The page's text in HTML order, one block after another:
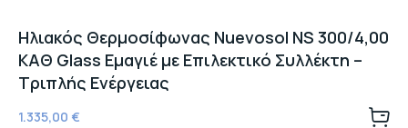
Ηλιακός Θερμοσίφωνας Nuevosol NS 300/4,00
ΚΑΘ Glass Εμαγιέ με Επιλεκτικό Συλλέκτη –
Τριπλής Ενέργειας
1.335,00 €